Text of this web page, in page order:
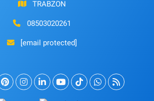
TRABZON
08503020261
[email protected]